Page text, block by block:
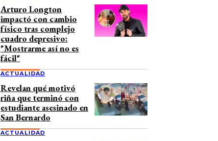
Arturo Longton
impactó con cambio
físico tras complejo
cuadro depresivo:
"Mostrarme así no es
fácil"
ACTUALIDAD
Revelan qué motivó
riña que terminó con
estudiante asesinado en
San Bernardo
ACTUALIDAD